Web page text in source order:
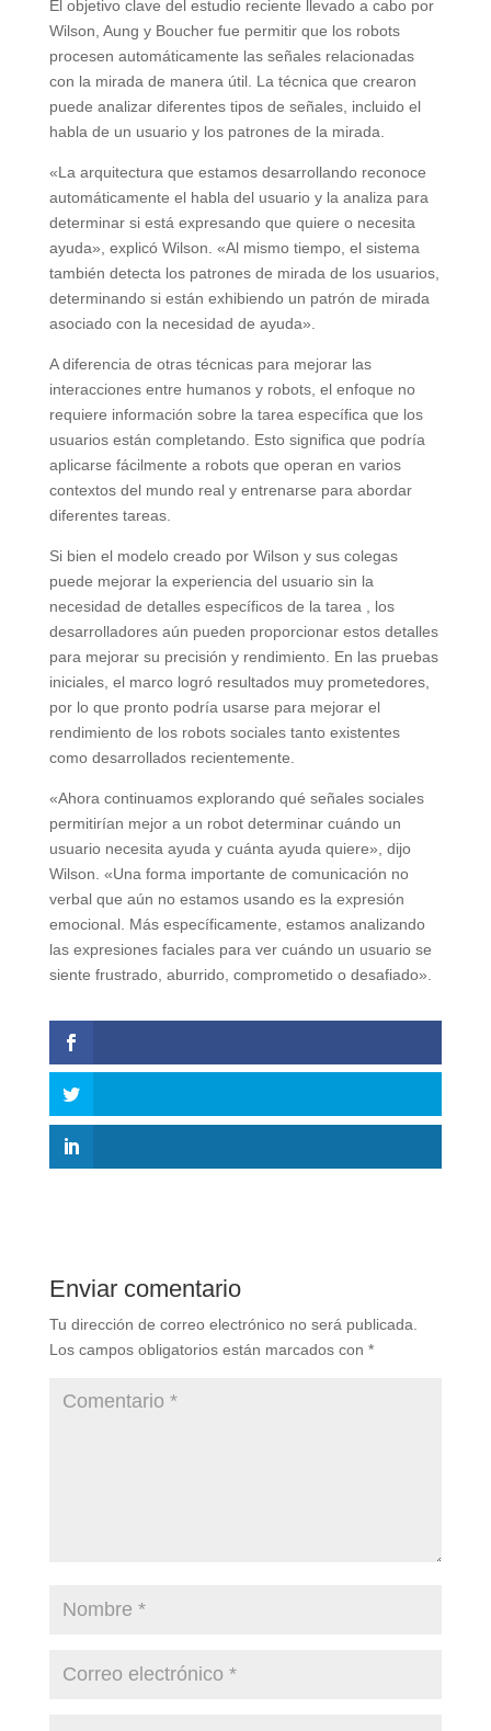
El objetivo clave del estudio reciente llevado a cabo por
Wilson, Aung y Boucher fue permitir que los robots
procesen automáticamente las señales relacionadas
con la mirada de manera útil. La técnica que crearon
puede analizar diferentes tipos de señales, incluido el
habla de un usuario y los patrones de la mirada.
«La arquitectura que estamos desarrollando reconoce
automáticamente el habla del usuario y la analiza para
determinar si está expresando que quiere o necesita
ayuda», explicó Wilson. «Al mismo tiempo, el sistema
también detecta los patrones de mirada de los usuarios,
determinando si están exhibiendo un patrón de mirada
asociado con la necesidad de ayuda».
A diferencia de otras técnicas para mejorar las
interacciones entre humanos y robots, el enfoque no
requiere información sobre la tarea específica que los
usuarios están completando. Esto significa que podría
aplicarse fácilmente a robots que operan en varios
contextos del mundo real y entrenarse para abordar
diferentes tareas.
Si bien el modelo creado por Wilson y sus colegas
puede mejorar la experiencia del usuario sin la
necesidad de detalles específicos de la tarea , los
desarrolladores aún pueden proporcionar estos detalles
para mejorar su precisión y rendimiento. En las pruebas
iniciales, el marco logró resultados muy prometedores,
por lo que pronto podría usarse para mejorar el
rendimiento de los robots sociales tanto existentes
como desarrollados recientemente.
«Ahora continuamos explorando qué señales sociales
permitirían mejor a un robot determinar cuándo un
usuario necesita ayuda y cuánta ayuda quiere», dijo
Wilson. «Una forma importante de comunicación no
verbal que aún no estamos usando es la expresión
emocional. Más específicamente, estamos analizando
las expresiones faciales para ver cuándo un usuario se
siente frustrado, aburrido, comprometido o desafiado».
Enviar comentario
Tu dirección de correo electrónico no será publicada.
Los campos obligatorios están marcados con *